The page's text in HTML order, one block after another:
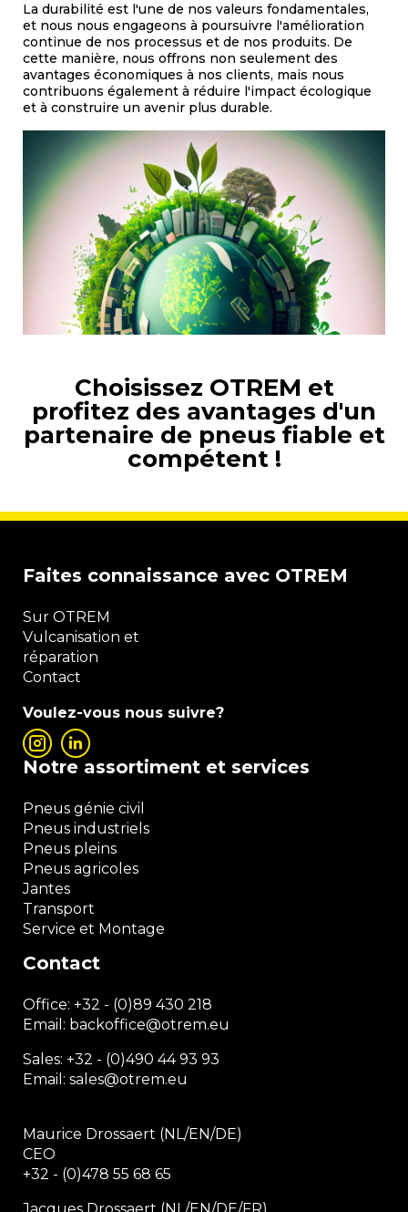
La durabilité est l'une de nos valeurs fondamentales,
et nous nous engageons à poursuivre l'amélioration
continue de nos processus et de nos produits. De
cette manière, nous offrons non seulement des
avantages économiques à nos clients, mais nous
contribuons également à réduire l'impact écologique
et à construire un avenir plus durable.
Choisissez OTREM et
profitez des avantages d'un
partenaire de pneus fiable et
compétent !
Contact
Office: +32 - (0)89 430 218
Email: backoffice@otrem.eu
Sales: +32 - (0)490 44 93 93
Email: sales@otrem.eu
Maurice Drossaert (NL/EN/DE)
CEO
+32 - (0)478 55 68 65
Notre assortiment et services
Pneus génie civil
Pneus industriels
Pneus pleins
Pneus agricoles
Jantes
Transport
Service et Montage
Faites connaissance avec OTREM
Sur OTREM
Vulcanisation et
réparation
Contact
Voulez-vous nous suivre?